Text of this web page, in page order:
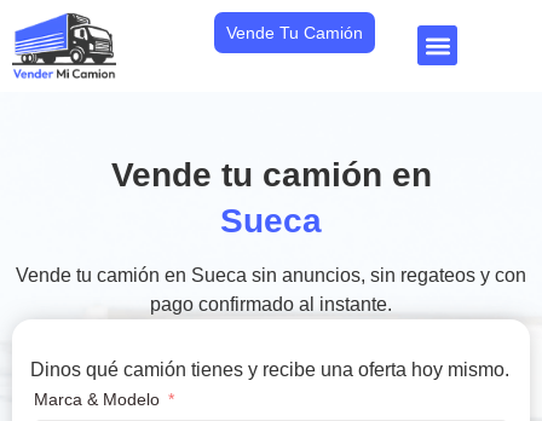
Vende Tu Camión
Vende tu camión en
Sueca
Vende tu camión en Sueca sin anuncios, sin regateos y con
pago confirmado al instante.
Dinos qué camión tienes y recibe una oferta hoy mismo.
Marca & Modelo